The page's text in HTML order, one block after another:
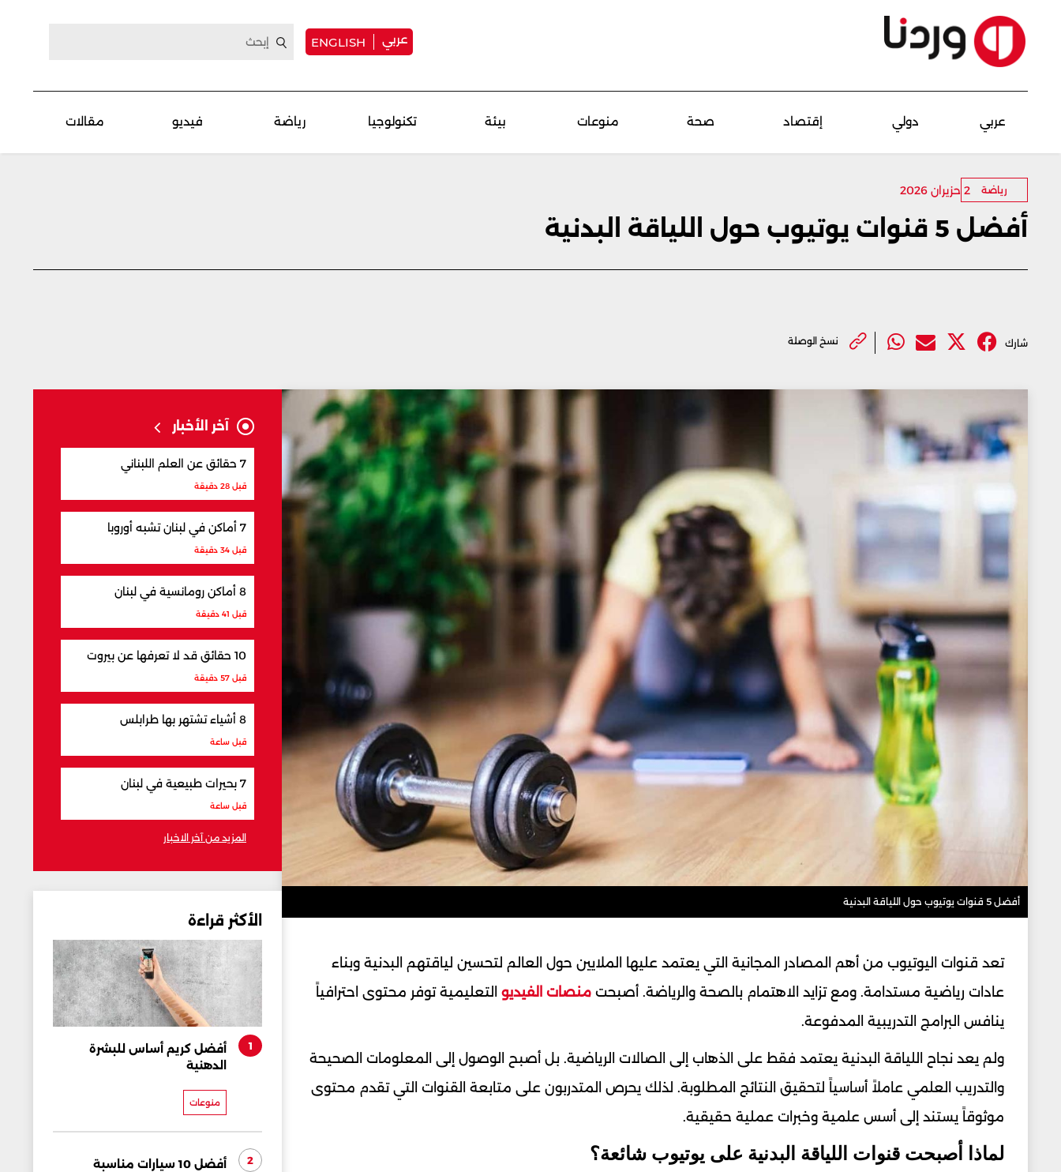
عربي ENGLISH
عربي دولي إقتصاد صحة منوعات بيئة تكنولوجيا رياضة فيديو مقالات
رياضة 2 حزيران 2026
أفضل 5 قنوات يوتيوب حول اللياقة البدنية
شارك نسخ الوصلة
أفضل 5 قنوات يوتيوب حول اللياقة البدنية
تعد قنوات اليوتيوب من أهم المصادر المجانية التي يعتمد عليها الملايين حول العالم لتحسين لياقتهم البدنية وبناء
عادات رياضية مستدامة. ومع تزايد الاهتمام بالصحة والرياضة. أصبحت منصات الفيديو التعليمية توفر محتوى احترافياً
ينافس البرامج التدريبية المدفوعة.
ولم يعد نجاح اللياقة البدنية يعتمد فقط على الذهاب إلى الصالات الرياضية. بل أصبح الوصول إلى المعلومات الصحيحة
والتدريب العلمي عاملاً أساسياً لتحقيق النتائج المطلوبة. لذلك يحرص المتدربون على متابعة القنوات التي تقدم محتوى
موثوقاً يستند إلى أسس علمية وخبرات عملية حقيقية.
لماذا أصبحت قنوات اللياقة البدنية على يوتيوب شائعة؟
آخر الأخبار
7 حقائق عن العلم اللبناني
قبل 28 دقيقة
7 أماكن في لبنان تشبه أوروبا
قبل 34 دقيقة
8 أماكن رومانسية في لبنان
قبل 41 دقيقة
10 حقائق قد لا تعرفها عن بيروت
قبل 57 دقيقة
8 أشياء تشتهر بها طرابلس
قبل ساعة
7 بحيرات طبيعية في لبنان
قبل ساعة
المزيد من آخر الاخبار
الأكثر قراءة
1
أفضل كريم أساس للبشرة
الدهنية
منوعات
2
أفضل 10 سيارات مناسبة